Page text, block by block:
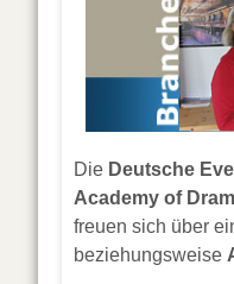
Die Deutsche
Academy of
freuen sich über
beziehungsweise